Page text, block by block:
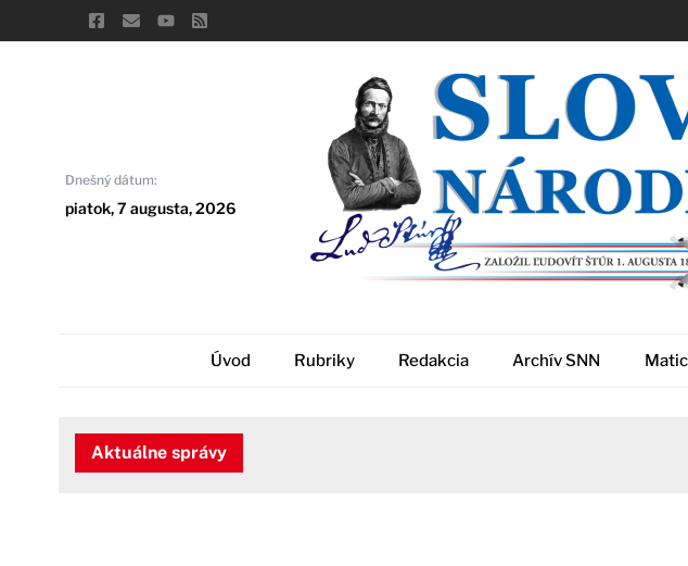
to
Dnešný dátum:
piatok, 7 augusta, 2026
Úvod Rubriky Redakcia Archív SNN
Aktuálne správy